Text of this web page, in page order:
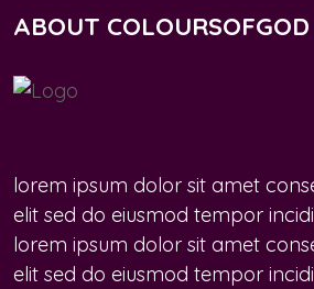
ABOUT COLOURSOFGOD
lorem ipsum dolor sit amet
elit sed do eiusmod tempor
lorem ipsum dolor sit amet
elit sed do eiusmod tempor